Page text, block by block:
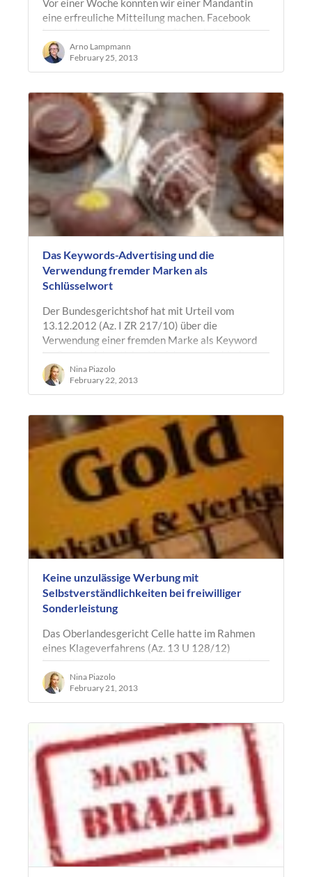
Vor einer Woche konnten wir einer Mandantin
eine erfreuliche Mitteilung machen. Facebook
hatte ein rechtswidriges Profil, das im Namen
einer bekannten Schauspielerin angelegt…
Arno Lampmann
February 25, 2013
Das Keywords-Advertising und die
Verwendung fremder Marken als
Schlüsselwort
Der Bundesgerichtshof hat mit Urteil vom
13.12.2012 (Az. I ZR 217/10) über die
Verwendung einer fremden Marke als Keyword
im Google-Advertising-Verfahren entschieden.
Im…
Nina Piazolo
February 22, 2013
Keine unzulässige Werbung mit
Selbstverständlichkeiten bei freiwilliger
Sonderleistung
Das Oberlandesgericht Celle hatte im Rahmen
eines Klageverfahrens (Az. 13 U 128/12)
bezüglich der Kosten einer Abmahnung über den
Anspruch nach § 5 Abs. 1 Nr. 2 UWG – der…
Nina Piazolo
February 21, 2013